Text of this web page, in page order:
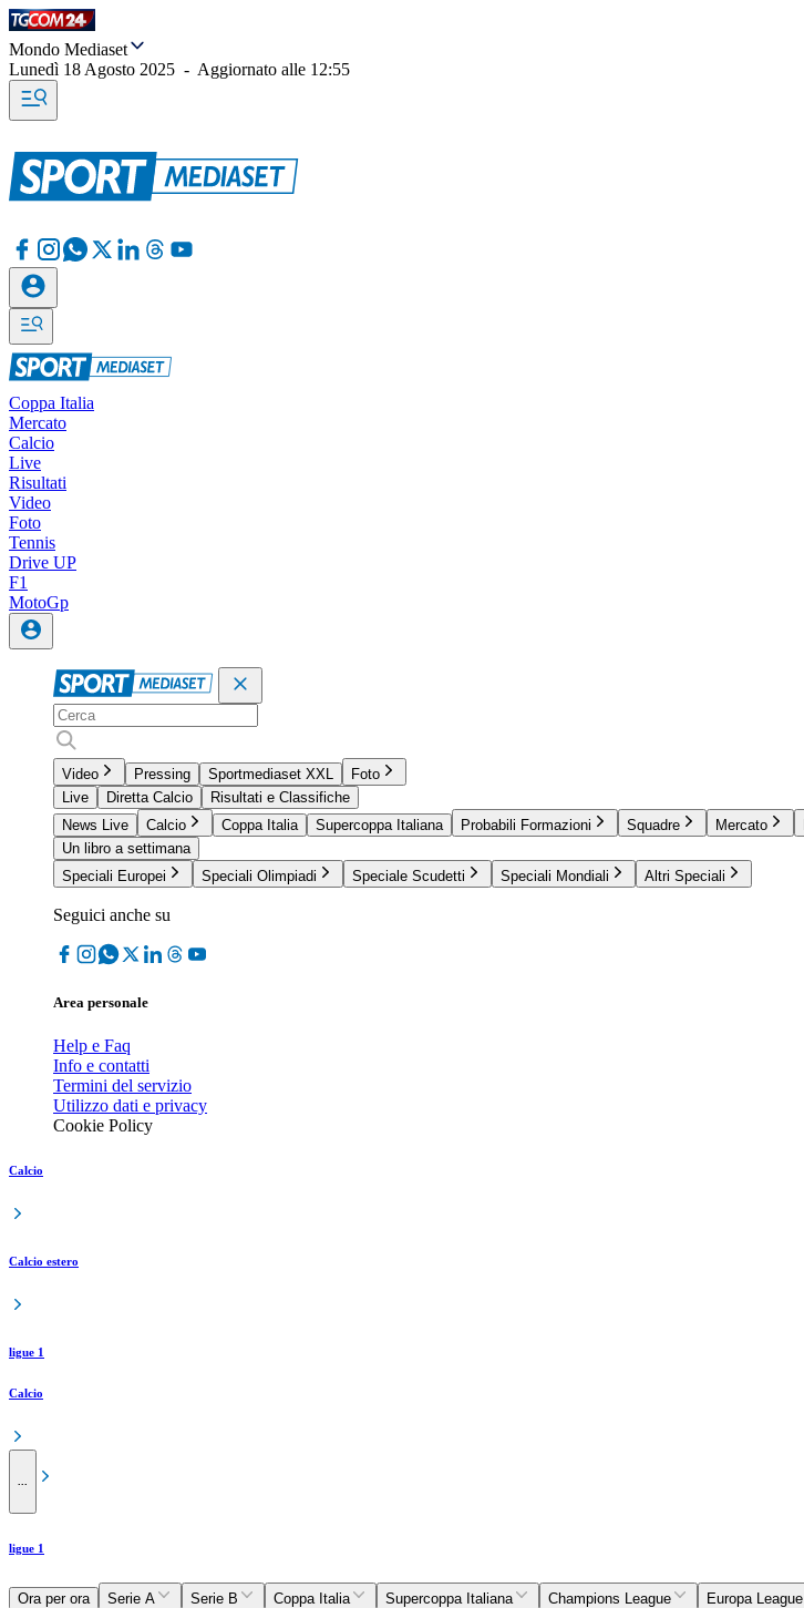
Mondo Mediaset
Lunedì 18 Agosto 2025 - Aggiornato alle 12:55
Coppa Italia
Mercato
Calcio
Live
Risultati
Video
Foto
Tennis
Drive UP
F1
MotoGp
Video Pressing Sportmediaset XXL
Foto
Live
Diretta Calcio
Risultati e Classifiche
News Live
Calcio Coppa Italia Supercoppa Italiana Probabili Formazioni Squadre Mercato
Un libro a settimana
Speciali Europei
Speciali Olimpiadi Speciale Scudetti Speciali Mondiali Altri Speciali
Seguici anche su
Area personale
Help e Faq
Info e contatti
Termini del servizio
Utilizzo dati e privacy
Cookie Policy
Calcio
Calcio estero
ligue 1
Calcio
ligue 1
Ora per ora Serie A Serie B Coppa Italia Supercoppa Italiana Champions League Europa League